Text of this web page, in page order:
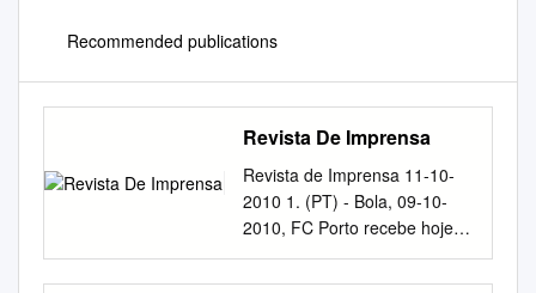
Recommended publications
Revista De Imprensa
Revista de Imprensa 11-10-
2010 1. (PT) - Bola, 09-10-
2010, FC Porto recebe hoje
Pandurii 1 2. (PT) - Bola, 09-
10-2010, Leão joga em casa